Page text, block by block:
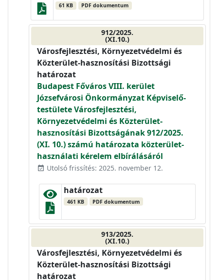
61 KB PDF dokumentum
912/2025.
(XI.10.)
Városfejlesztési, Környezetvédelmi és
Közterület-hasznosítási Bizottsági
határozat
Budapest Főváros VIII. kerület
Józsefvárosi Önkormányzat Képviselő-
testülete Városfejlesztési,
Környezetvédelmi és Közterület-
hasznosítási Bizottságának 912/2025.
(XI. 10.) számú határozata közterület-
használati kérelem elbírálásáról
event_available Utolsó frissítés: 2025. november 12.
határozat
461 KB PDF dokumentum
913/2025.
(XI.10.)
Városfejlesztési, Környezetvédelmi és
Közterület-hasznosítási Bizottsági
határozat